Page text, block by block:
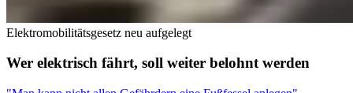
Elektromobilitätsgesetz neu aufgelegt
Wer elektrisch fährt, soll weiter belohnt werden